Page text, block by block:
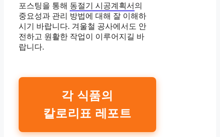
포스팅을 통해 동절기 시공계획서 의
중요성과 관리 방법에 대해 잘 이해하
시기 바랍니다. 겨울철 공사에서도 안
전하고 원활한 작업이 이루어지길 바
랍니다.
각 식품의
칼로리표 레포트